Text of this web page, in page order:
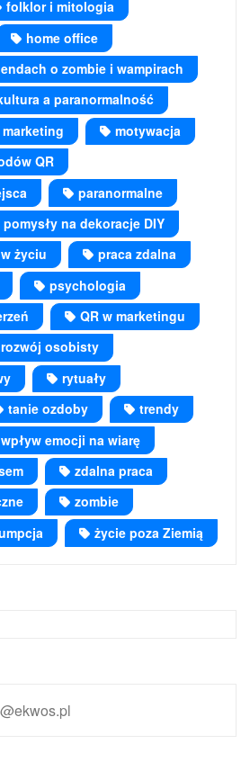
folklor i mitologia
home office
o zombie i wampirach
a paranormalność
marketing
motywacja
QR
paranormalne
pomysły na dekoracje DIY
życiu
praca zdalna
psychologia
QR w marketingu
rozwój osobisty
rytuały
tanie ozdoby
trendy
wpływ emocji na wiarę
zdalna praca
zombie
życie poza Ziemią